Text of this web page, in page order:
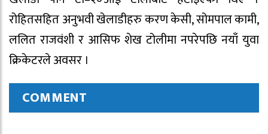
रोहितसहित अनुभवी खेलाडीहरु करण केसी, सोमपाल कामी,
ललित राजवंशी र आसिफ शेख टोलीमा नपरेपछि नयाँ युवा
क्रिकेटरले अवसर ।
COMMENT